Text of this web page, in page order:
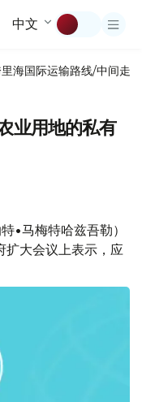
中文
海国际运输路线/中间走廊
业用地的私有
•马梅特哈兹吾勒）
扩大会议上表示，应